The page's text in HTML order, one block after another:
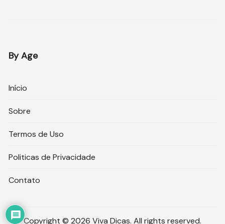
By Age
Início
Sobre
Termos de Uso
Politicas de Privacidade
Contato
Copyright © 2026 Viva Dicas. All rights reserved.